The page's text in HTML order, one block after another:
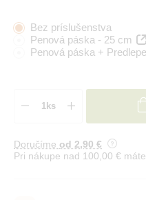
Bez príslušenstva
Penová páska - 25 cm
Penová páska +
Doručíme od 2,90 €
Pri nákupe nad 100,00 €